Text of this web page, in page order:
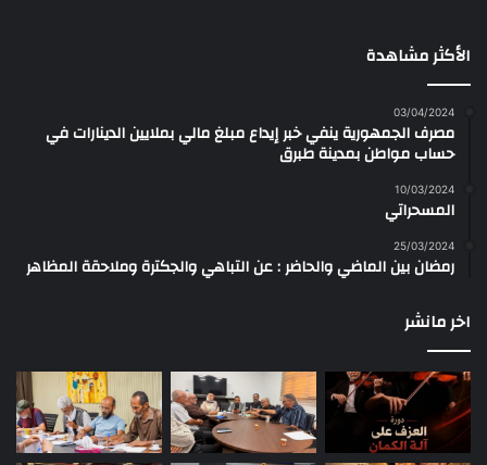
الأكثر مشاهدة
03/04/2024
مصرف الجمهورية ينفي خبر إيداع مبلغ مالي بملايين الدينارات في
حساب مواطن بمدينة طبرق
10/03/2024
المسحراتي
25/03/2024
رمضان بين الماضي والحاضر : عن التباهي والجكترة وملاحقة المظاهر
اخر مانشر